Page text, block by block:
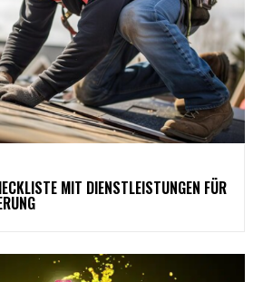
MIT DIENSTLEISTUNGEN FÜR